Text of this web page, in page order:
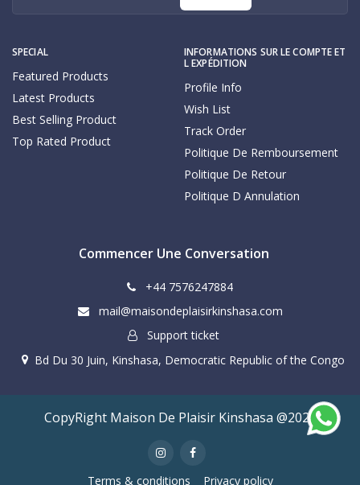
SPECIAL
Featured Products
Latest Products
Best Selling Product
Top Rated Product
INFORMATIONS SUR LE COMPTE ET
L EXPÉDITION
Profile Info
Wish List
Track Order
Politique De Remboursement
Politique De Retour
Politique D Annulation
Commencer Une Conversation
+44 7576247884
mail@maisondeplaisirkinshasa.com
Support ticket
Bd Du 30 Juin, Kinshasa, Democratic Republic of the Congo
CopyRight Maison De Plaisir Kinshasa @2024
Terms & conditions Privacy policy